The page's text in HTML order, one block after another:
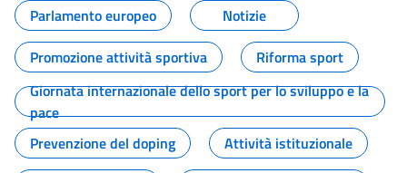
Parlamento europeo
Notizie
Promozione attività sportiva
Riforma sport
Giornata internazionale dello sport per lo sviluppo e la
pace
Prevenzione del doping
Attività istituzionale